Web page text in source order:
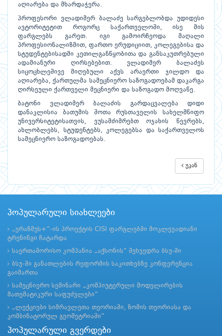
აღიარება და მხარდაჭერა.
პროფესორი ვლადიმერ ბალაძე სარგებლობდა უდიდესი
ავტორიტეტით როგორც საქართველოში, ისე მის
ფარგლებს გარეთ. იგი გამოირჩეოდა მაღალი
პროფესიონალიზმით, ფართო ერუდიციით, კოლეგებისა და
სტუდენტებისადმი კეთილგანწყობითა და განსაკუთრებული
ადამიანური ღირსებებით. ვლადიმერ ბალაძეს
სიცოცხლეშივე მიღებული აქვს არაერთი ჯილდო და
აღიარება, ქართულმა სამეცნიერო საზოგადოებამ დაკარგა
ღირსეული ქართველი მეცნიერი და საზოგადო მოღვაწე.
ბატონი ვლადიმერ ბალაძის გარდაცვალება დიდი
დანაკლისია ბათუმის შოთა რუსთაველის სახელმწიფო
უნივერსიტეტისათვის, ვუსამძიმრებთ ოჯახის წევრებს,
ახლობლებს, სტუდენტებს, კოლეგებსა და საქართველოს
სამეცნიერო საზოგადოებას.
უკან
პოპულარული სიახლეები
„ერაზმუს+“-ის პროექტის CISI ფარგლებში მოკლევადიანი
ტრენინგი ჩატარდა
საერთაშორისო კომპანია „აქსონის“ შეხვედრა ბსუ-ში
ბსუ-ში განათლების რეფორმის საკითხებზე კონფერენცია
გაიმართა
სამეცნიერო სემინარი „კომპიუტერული მოდელირების
მათემატიკური საფუძვლები“
„ლექციები სიმრავლეთა თეორიაში, ზომის თეორიასა და
კომბინატორულ გეომეტრიაში“
პოპულარული გვერდები